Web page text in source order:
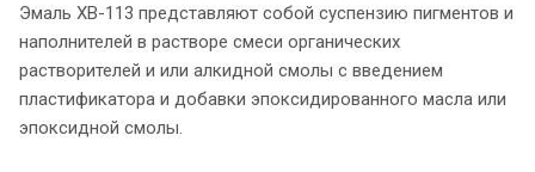
Эмаль ХВ-113 представляют собой суспензию пигментов и
наполнителей в растворе смеси органических
растворителей и или алкидной смолы с введением
пластификатора и добавки эпоксидированного масла или
эпоксидной смолы.